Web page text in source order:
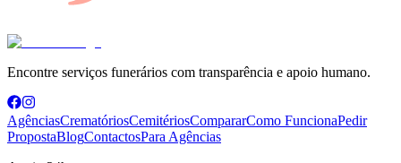
Encontre serviços funerários com transparência e apoio humano.
AgênciasCrematóriosCemitériosCompararComo FuncionaPedir
PropostaBlogContactosPara Agências